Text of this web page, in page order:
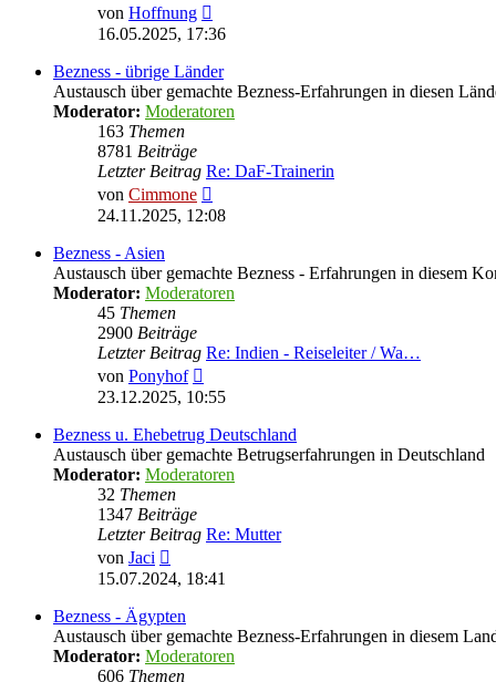
von Hoffnung
Beitrag
16.05.2025, 17:36
Bezness - übrige Länder
Austausch über gemachte Bezness-Erfahrungen in diesen
Moderator: Moderatoren
163 Themen
8781 Beiträge
Letzter Beitrag Re: DaF-Trainerin
von Cimmone
Beitrag
24.11.2025, 12:08
Bezness - Asien
Austausch über gemachte Bezness - Erfahrungen in diesem
Moderator: Moderatoren
45 Themen
2900 Beiträge
Letzter Beitrag Re: Indien - Reiseleiter / Wa…
von Ponyhof
Beitrag
23.12.2025, 10:55
Bezness u. Ehebetrug Deutschland
Austausch über gemachte Betrugserfahrungen in Deutschland
Moderator: Moderatoren
32 Themen
1347 Beiträge
Letzter Beitrag Re: Mutter
von Jaci
Beitrag
15.07.2024, 18:41
Bezness - Ägypten
Austausch über gemachte Bezness-Erfahrungen in diesem
Moderator: Moderatoren
606 Themen